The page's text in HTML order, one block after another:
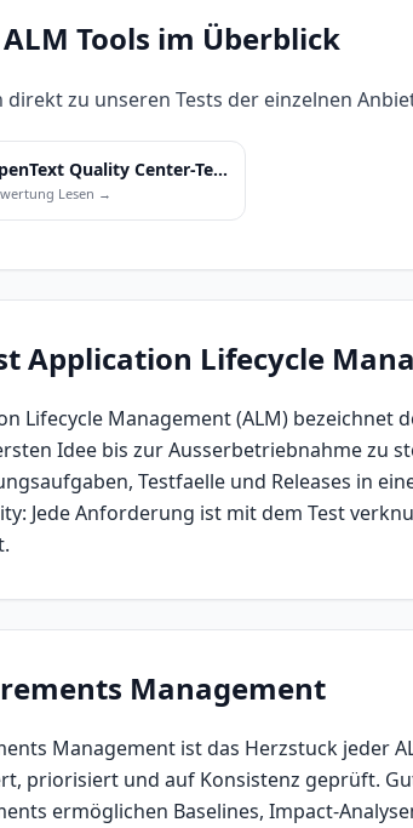
Tools im Überblick
direkt zu unseren Tests der einzelnen
OpenText Quality Center-Test
Lesen →
Application Lifecycle
Lifecycle Management (ALM) bezeichnet
Idee bis zur Ausserbetriebnahme zu
Testfaelle und Releases in
Jede Anforderung ist mit dem Test
Management
Management ist das Herzstuck jeder
priorisiert und auf Konsistenz geprüft.
ermöglichen Baselines, Impact-